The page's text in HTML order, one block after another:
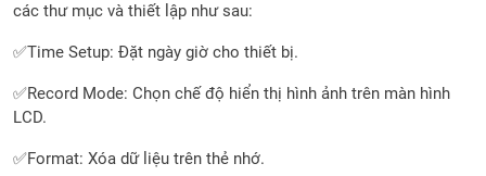
các thư mục và thiết lập như sau:
✅Time Setup: Đặt ngày giờ cho thiết bị.
✅Record Mode: Chọn chế độ hiển thị hình ảnh trên màn hình
LCD.
✅Format: Xóa dữ liệu trên thẻ nhớ.